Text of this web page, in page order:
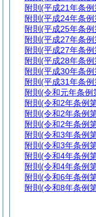
附則 (平成21年条例
附則 (平成24年条例
附則 (平成25年条例
附則 (平成27年条例
附則 (平成27年条例
附則 (平成28年条例
附則 (平成30年条例
附則 (平成31年条例
附則 (令和元年条例
附則 (令和2年条例
附則 (令和2年条例
附則 (令和2年条例
附則 (令和3年条例
附則 (令和3年条例
附則 (令和4年条例
附則 (令和4年条例
附則 (令和6年条例
附則 (令和8年条例